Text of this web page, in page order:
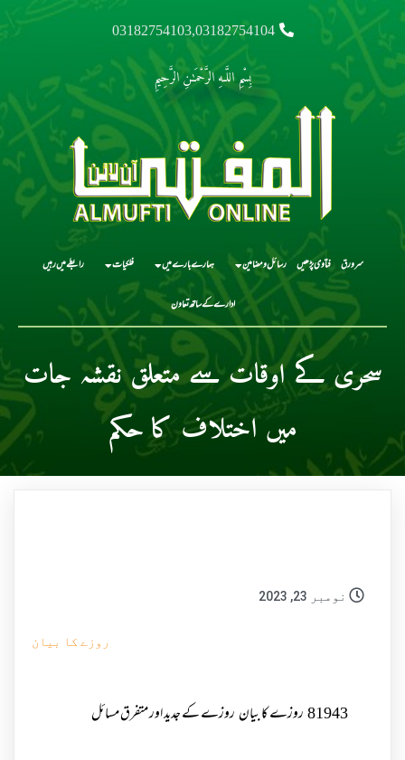
03182754103,03182754104
بِسْمِ اللَّـهِ الرَّحْمَـٰنِ الرَّحِيمِ
سرورق فتاوی پڑھیں رسائل و مضامین ہمارے بارے میں فلکیات رابطے میں رہیں
ادارے کے ساتھ تعاون
سحری کے اوقات سے متعلق نقشہ جات
میں اختلاف کا حکم
نومبر 23, 2023
روزے کا بیان
81943روزے کا بیان روزے کے جدید اور متفرق مسائل